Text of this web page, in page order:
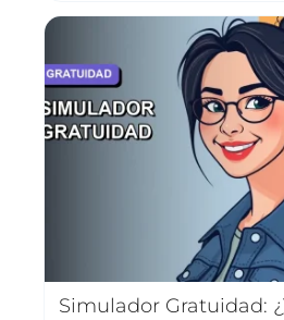
Simulador Gratuidad: